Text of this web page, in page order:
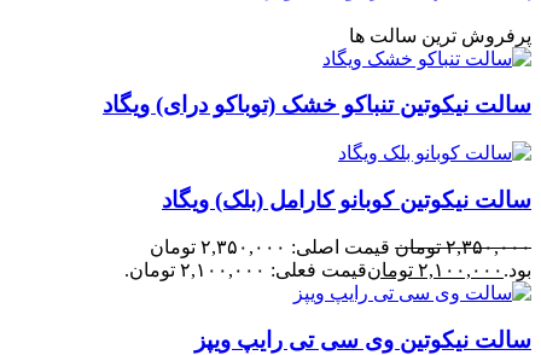
پرفروش ترین سالت ها
سالت نیکوتین تنباکو خشک (توباکو درای) ویگاد
سالت نیکوتین کوبانو کارامل (بلک) ویگاد
۲,۳۵۰,۰۰۰ تومان
قیمت اصلی: ۲,۳۵۰,۰۰۰ تومان
بود. ۲,۱۰۰,۰۰۰ تومانقیمت فعلی: ۲,۱۰۰,۰۰۰ تومان.
سالت نیکوتین وی سی تی رایپ ویپز